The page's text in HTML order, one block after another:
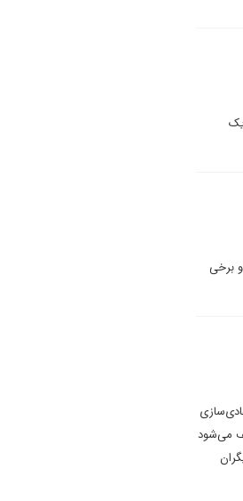
برخی
می‌شود